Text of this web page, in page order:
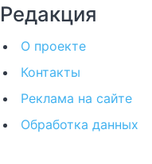
Редакция
О проекте
Контакты
Реклама на сайте
Обработка данных